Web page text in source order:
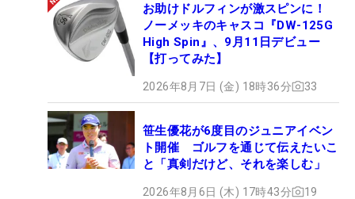
お助けドルフィンが激スピンに！
ノーメッキのキャスコ『DW-125G
High Spin』、9月11日デビュー
【打ってみた】
2026年8月7日 (金) 18時36分 33
笹生優花が6度目のジュニアイベン
ト開催 ゴルフを通じて伝えたいこ
と「真剣だけど、それを楽しむ」
2026年8月6日 (木) 17時43分 19